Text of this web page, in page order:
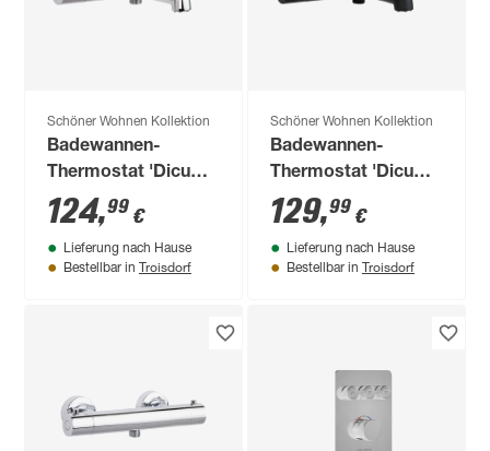
Schöner Wohnen Kollektion
Badewannen-
Thermostat 'Dicu
Eco-Stop'
chromfarben 1/2''
124,99 €
Lieferung nach Hause
Bestellbar in Troisdorf
Schöner Wohnen Kollektion
Badewannen-
Thermostat 'Dicu
Eco-Stop'
mattschwarz 1/2''
129,99 €
Lieferung nach Hause
Bestellbar in Troisdorf